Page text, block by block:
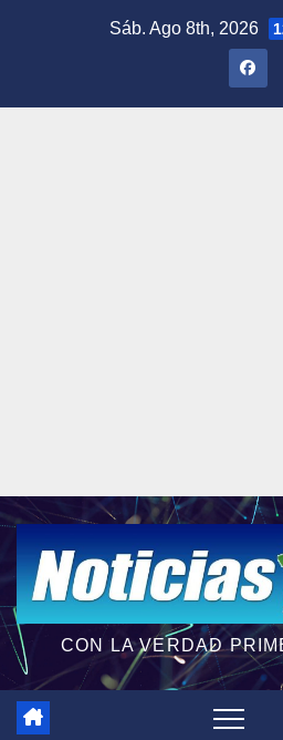
Sáb. Ago 8th, 2026
CON LA VERDAD